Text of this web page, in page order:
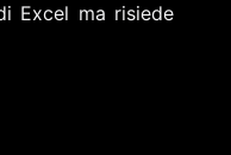
Excel ma risiede